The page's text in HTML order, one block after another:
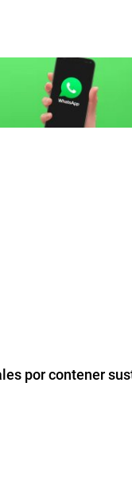
por contener